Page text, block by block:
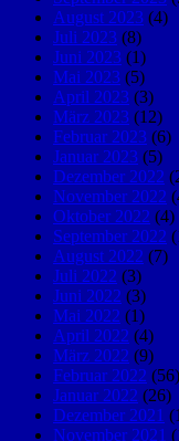
August 2023 (4)
Juli 2023 (8)
Juni 2023 (1)
Mai 2023 (5)
April 2023 (3)
März 2023 (12)
Februar 2023 (6)
Januar 2023 (5)
Dezember 2022
November 2022
Oktober 2022 (4)
September 2022
August 2022 (7)
Juli 2022 (3)
Juni 2022 (3)
Mai 2022 (1)
April 2022 (4)
März 2022 (9)
Februar 2022 (56)
Januar 2022 (26)
Dezember 2021
November 2021